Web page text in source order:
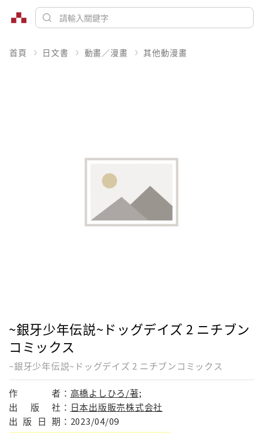
首頁 日文書 動畫／漫畫 其他動漫畫
~銀牙少年伝説~ドッグデイズ 2 ニチブン
コミックス
~銀牙少年伝説~ドッグデイズ 2 ニチブンコミックス
作 者： 高橋よしひろ/著;
出
版 社： 日本出版販売株式会社
出 版 日 期： 2023/04/09